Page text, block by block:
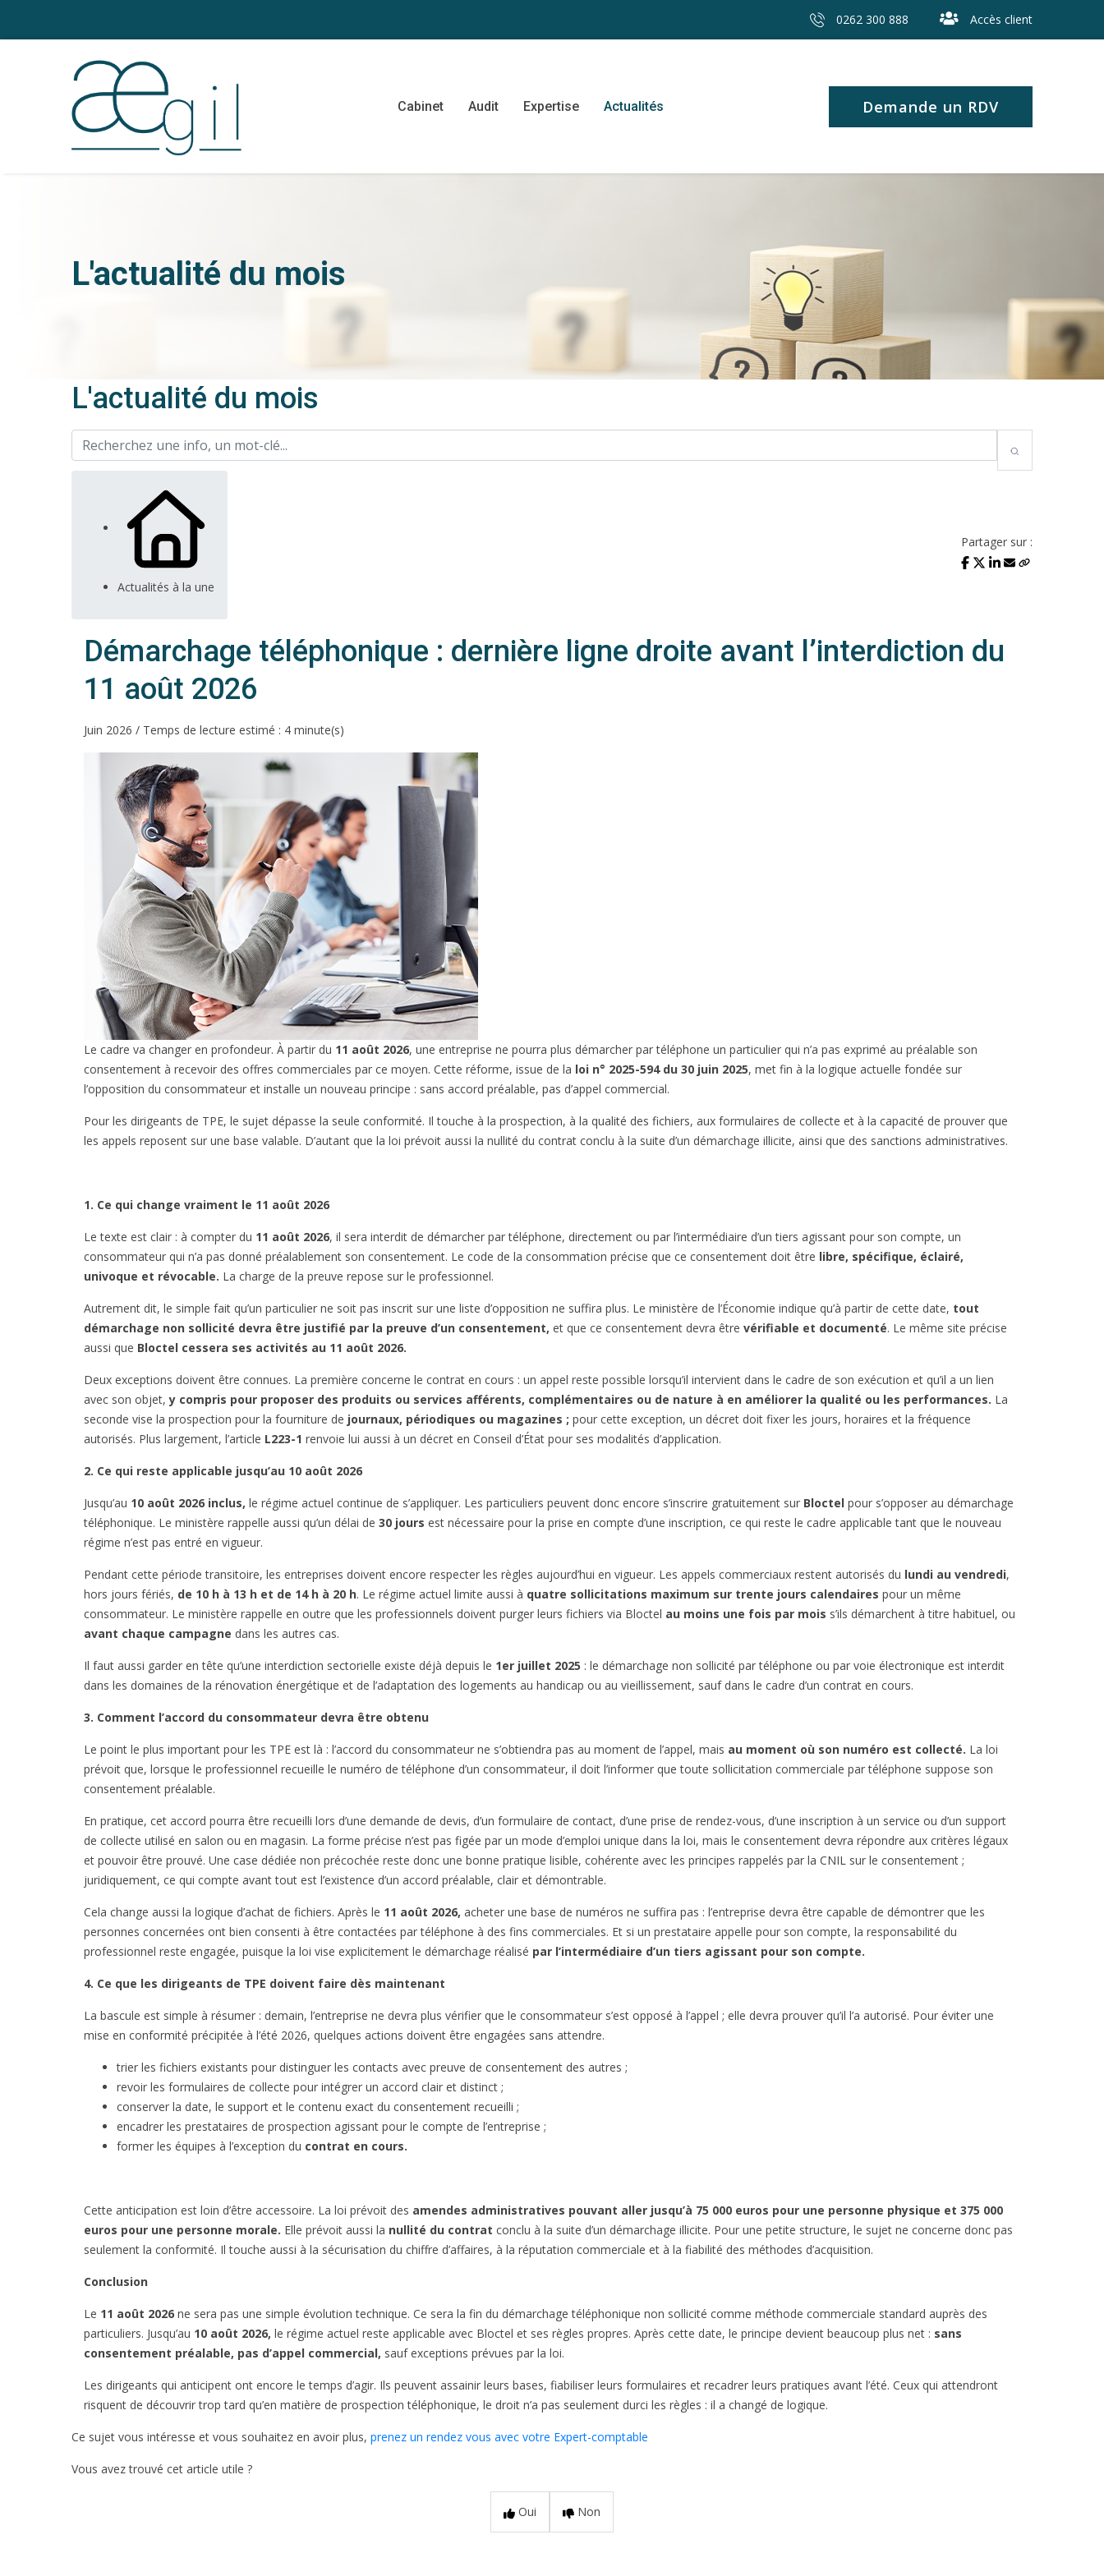
0262 300 888 Accès client
Cabinet Audit Expertise Actualités Demande un RDV
L'actualité du mois
L'actualité du mois
Actualités à la une
Partager sur :
Démarchage téléphonique : dernière ligne droite avant l’interdiction du
11 août 2026
Juin 2026 / Temps de lecture estimé : 4 minute(s)
Le cadre va changer en profondeur. À partir du 11 août 2026, une entreprise ne pourra plus démarcher par téléphone un particulier qui n’a pas exprimé au préalable son
consentement à recevoir des offres commerciales par ce moyen. Cette réforme, issue de la loi n° 2025-594 du 30 juin 2025, met fin à la logique actuelle fondée sur
l’opposition du consommateur et installe un nouveau principe : sans accord préalable, pas d’appel commercial.
Pour les dirigeants de TPE, le sujet dépasse la seule conformité. Il touche à la prospection, à la qualité des fichiers, aux formulaires de collecte et à la capacité de prouver que
les appels reposent sur une base valable. D’autant que la loi prévoit aussi la nullité du contrat conclu à la suite d’un démarchage illicite, ainsi que des sanctions administratives.
1. Ce qui change vraiment le 11 août 2026
Le texte est clair : à compter du 11 août 2026, il sera interdit de démarcher par téléphone, directement ou par l’intermédiaire d’un tiers agissant pour son compte, un
consommateur qui n’a pas donné préalablement son consentement. Le code de la consommation précise que ce consentement doit être libre, spécifique, éclairé,
univoque et révocable. La charge de la preuve repose sur le professionnel.
Autrement dit, le simple fait qu’un particulier ne soit pas inscrit sur une liste d’opposition ne suffira plus. Le ministère de l’Économie indique qu’à partir de cette date, tout
démarchage non sollicité devra être justifié par la preuve d’un consentement, et que ce consentement devra être vérifiable et documenté. Le même site précise
aussi que Bloctel cessera ses activités au 11 août 2026.
Deux exceptions doivent être connues. La première concerne le contrat en cours : un appel reste possible lorsqu’il intervient dans le cadre de son exécution et qu’il a un lien
avec son objet,y compris pour proposer des produits ou services afférents, complémentaires ou de nature à en améliorer la qualité ou les performances. La
seconde vise la prospection pour la fourniture de journaux, périodiques ou magazines ; pour cette exception, un décret doit fixer les jours, horaires et la fréquence
autorisés. Plus largement, l’article L223-1 renvoie lui aussi à un décret en Conseil d’État pour ses modalités d’application.
2. Ce qui reste applicable jusqu’au 10 août 2026
Jusqu’au 10 août 2026 inclus, le régime actuel continue de s’appliquer. Les particuliers peuvent donc encore s’inscrire gratuitement sur Bloctel pour s’opposer au démarchage
téléphonique. Le ministère rappelle aussi qu’un délai de 30 jours est nécessaire pour la prise en compte d’une inscription, ce qui reste le cadre applicable tant que le nouveau
régime n’est pas entré en vigueur.
Pendant cette période transitoire, les entreprises doivent encore respecter les règles aujourd’hui en vigueur. Les appels commerciaux restent autorisés du lundi au vendredi,
hors jours fériés, de 10 h à 13 h et de 14 h à 20 h. Le régime actuel limite aussi à quatre sollicitations maximum sur trente jours calendaires pour un même
consommateur. Le ministère rappelle en outre que les professionnels doivent purger leurs fichiers via Bloctel au moins une fois par mois s’ils démarchent à titre habituel, ou
avant chaque campagne dans les autres cas.
Il faut aussi garder en tête qu’une interdiction sectorielle existe déjà depuis le 1er juillet 2025 : le démarchage non sollicité par téléphone ou par voie électronique est interdit
dans les domaines de la rénovation énergétique et de l’adaptation des logements au handicap ou au vieillissement, sauf dans le cadre d’un contrat en cours.
3. Comment l’accord du consommateur devra être obtenu
Le point le plus important pour les TPE est là : l’accord du consommateur ne s’obtiendra pas au moment de l’appel, mais au moment où son numéro est collecté. La loi
prévoit que, lorsque le professionnel recueille le numéro de téléphone d’un consommateur, il doit l’informer que toute sollicitation commerciale par téléphone suppose son
consentement préalable.
En pratique, cet accord pourra être recueilli lors d’une demande de devis, d’un formulaire de contact, d’une prise de rendez-vous, d’une inscription à un service ou d’un support
de collecte utilisé en salon ou en magasin. La forme précise n’est pas figée par un mode d’emploi unique dans la loi, mais le consentement devra répondre aux critères légaux
et pouvoir être prouvé. Une case dédiée non précochée reste donc une bonne pratique lisible, cohérente avec les principes rappelés par la CNIL sur le consentement ;
juridiquement, ce qui compte avant tout est l’existence d’un accord préalable, clair et démontrable.
Cela change aussi la logique d’achat de fichiers. Après le 11 août 2026, acheter une base de numéros ne suffira pas : l’entreprise devra être capable de démontrer que les
personnes concernées ont bien consenti à être contactées par téléphone à des fins commerciales. Et si un prestataire appelle pour son compte, la responsabilité du
professionnel reste engagée, puisque la loi vise explicitement le démarchage réalisé par l’intermédiaire d’un tiers agissant pour son compte.
4. Ce que les dirigeants de TPE doivent faire dès maintenant
La bascule est simple à résumer : demain, l’entreprise ne devra plus vérifier que le consommateur s’est opposé à l’appel ; elle devra prouver qu’il l’a autorisé. Pour éviter une
mise en conformité précipitée à l’été 2026, quelques actions doivent être engagées sans attendre.
trier les fichiers existants pour distinguer les contacts avec preuve de consentement des autres ;
revoir les formulaires de collecte pour intégrer un accord clair et distinct ;
conserver la date, le support et le contenu exact du consentement recueilli ;
encadrer les prestataires de prospection agissant pour le compte de l’entreprise ;
former les équipes à l’exception du contrat en cours.
Cette anticipation est loin d’être accessoire. La loi prévoit des amendes administratives pouvant aller jusqu’à 75 000 euros pour une personne physique et 375 000
euros pour une personne morale. Elle prévoit aussi la nullité du contrat conclu à la suite d’un démarchage illicite. Pour une petite structure, le sujet ne concerne donc pas
seulement la conformité. Il touche aussi à la sécurisation du chiffre d’affaires, à la réputation commerciale et à la fiabilité des méthodes d’acquisition.
Conclusion
Le 11 août 2026 ne sera pas une simple évolution technique. Ce sera la fin du démarchage téléphonique non sollicité comme méthode commerciale standard auprès des
particuliers. Jusqu’au 10 août 2026, le régime actuel reste applicable avec Bloctel et ses règles propres. Après cette date, le principe devient beaucoup plus net : sans
consentement préalable, pas d’appel commercial, sauf exceptions prévues par la loi.
Les dirigeants qui anticipent ont encore le temps d’agir. Ils peuvent assainir leurs bases, fiabiliser leurs formulaires et recadrer leurs pratiques avant l’été. Ceux qui attendront
risquent de découvrir trop tard qu’en matière de prospection téléphonique, le droit n’a pas seulement durci les règles : il a changé de logique.
Ce sujet vous intéresse et vous souhaitez en avoir plus, prenez un rendez vous avec votre Expert-comptable
Vous avez trouvé cet article utile ?
Oui Non